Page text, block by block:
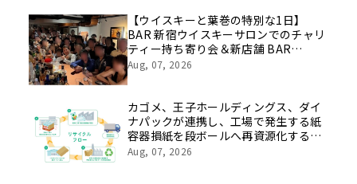
像を公開！
【ウイスキーと葉巻の特別な1日】
BAR 新宿ウイスキーサロンでのチャリ
ティー持ち寄り会＆新店舗 BAR
LASTWORD でのシガー初心者歓迎ペ
Aug, 07, 2026
カゴメ、王子ホールディングス、ダイ
ナパックが連携し、工場で発生する紙
容器損紙を段ボールへ再資源化する実
証を開始
Aug, 07, 2026